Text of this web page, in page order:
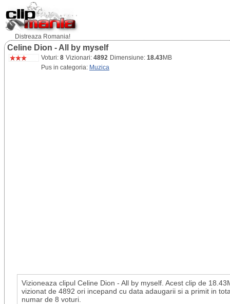
Distreaza Romania!
Celine Dion - All by myself
Voturi: 8 Vizionari: 4892 Dimensiune: 18.43MB
Pus in categoria: Muzica
Vizioneaza clipul Celine Dion - All by myself. Acest clip de
vizionat de 4892 ori incepand cu data adaugarii si a primit in
numar de 8 voturi.